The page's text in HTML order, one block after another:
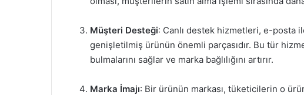
Müşteri Desteği: Canlı destek hizmetleri, e-posta
genişletilmiş ürünün önemli parçasıdır. Bu tür
bulmalarını sağlar ve marka bağlılığını artırır.
Marka İmajı: Bir ürünün markası, tüketicilerin o